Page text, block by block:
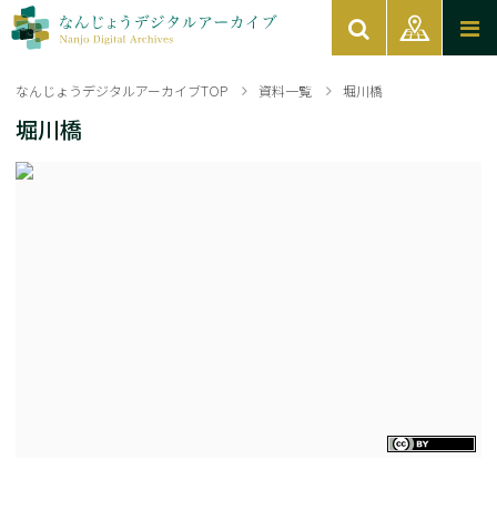
なんじょうデジタルアーカイブTOP 資料一覧 堀川橋
堀川橋